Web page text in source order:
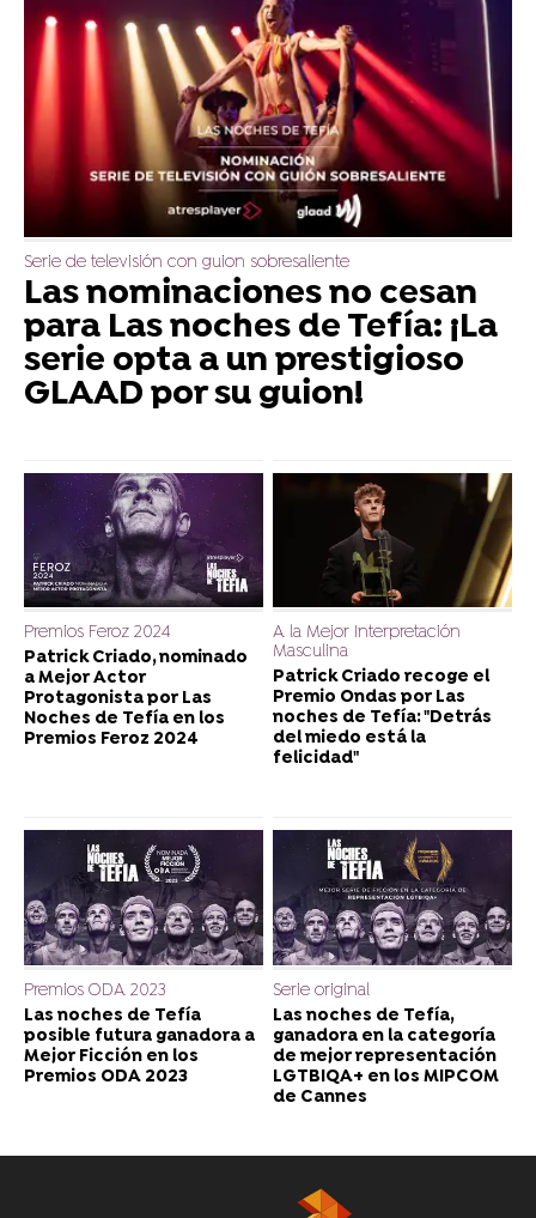
Serie de televisión con guion sobresaliente
Las nominaciones no cesan
para Las noches de Tefía: ¡La
serie opta a un prestigioso
GLAAD por su guion!
Premios Feroz 2024
Patrick Criado, nominado
a Mejor Actor
Protagonista por Las
Noches de Tefía en los
Premios Feroz 2024
A la Mejor Interpretación
Masculina
Patrick Criado recoge el
Premio Ondas por Las
noches de Tefía: "Detrás
del miedo está la
felicidad"
Premios ODA 2023
Las noches de Tefía
posible futura ganadora a
Mejor Ficción en los
Premios ODA 2023
Serie original
Las noches de Tefía,
ganadora en la categoría
de mejor representación
LGTBIQA+ en los MIPCOM
de Cannes